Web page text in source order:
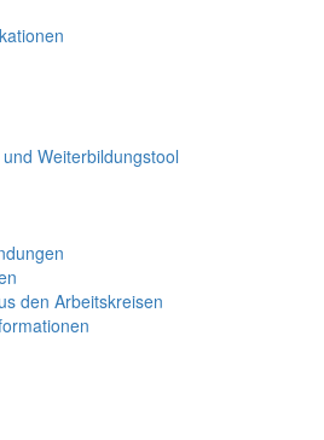
Weiterbildungstool
den Arbeitskreisen